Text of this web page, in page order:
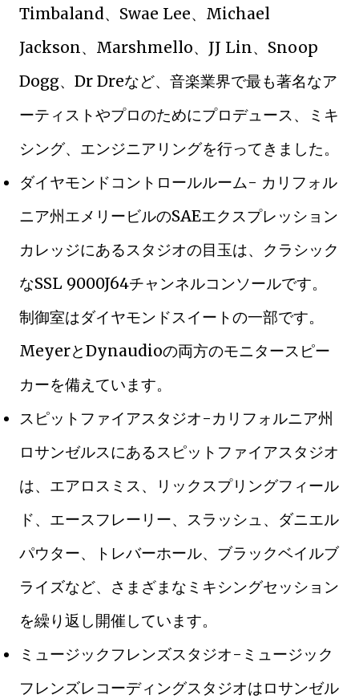
Timbaland、Swae Lee、Michael
Jackson、Marshmello、JJ Lin、Snoop
Dogg、Dr Dreなど、音楽業界で最も著名なア
ーティストやプロのためにプロデュース、ミキ
シング、エンジニアリングを行ってきました。
ダイヤモンドコントロールルーム- カリフォル
ニア州エメリービルのSAEエクスプレッション
カレッジにあるスタジオの目玉は、クラシック
なSSL 9000J64チャンネルコンソールです。
制御室はダイヤモンドスイートの一部です。
MeyerとDynaudioの両方のモニタースピー
カーを備えています。
スピットファイアスタジオ-カリフォルニア州
ロサンゼルスにあるスピットファイアスタジオ
は、エアロスミス、リックスプリングフィール
ド、エースフレーリー、スラッシュ、ダニエル
パウター、トレバーホール、ブラックベイルブ
ライズなど、さまざまなミキシングセッション
を繰り返し開催しています。
ミュージックフレンズスタジオ-ミュージック
フレンズレコーディングスタジオはロサンゼル